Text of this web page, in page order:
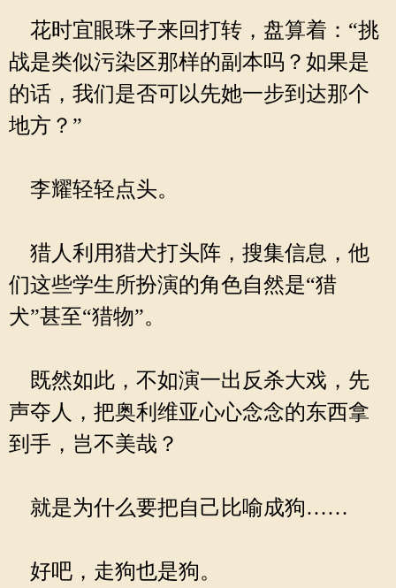
花时宜眼珠子来回打转，盘算着：“挑
战是类似污染区那样的副本吗？如果是
的话，我们是否可以先她一步到达那个
地方？”
李耀轻轻点头。
猎人利用猎犬打头阵，搜集信息，他
们这些学生所扮演的角色自然是“猎
犬”甚至“猎物”。
既然如此，不如演一出反杀大戏，先
声夺人，把奥利维亚心心念念的东西拿
到手，岂不美哉？
就是为什么要把自己比喻成狗……
好吧，走狗也是狗。